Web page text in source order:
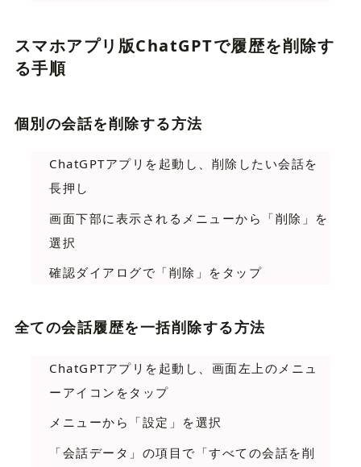
スマホアプリ版ChatGPTで履歴を削除す
る手順
個別の会話を削除する方法
ChatGPTアプリを起動し、削除したい会話を
長押し
画面下部に表示されるメニューから「削除」を
選択
確認ダイアログで「削除」をタップ
全ての会話履歴を一括削除する方法
ChatGPTアプリを起動し、画面左上のメニュ
ーアイコンをタップ
メニューから「設定」を選択
「会話データ」の項目で「すべての会話を削